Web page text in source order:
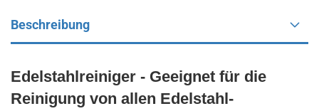
Beschreibung
Edelstahlreiniger - Geeignet für die
Reinigung von allen Edelstahl-